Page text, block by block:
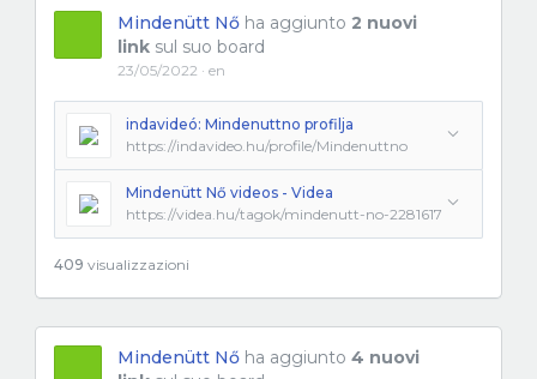
Mindenütt Nő ha aggiunto 2 nuovi
link sul suo board
23/05/2022 · en
indavideó: Mindenuttno profilja
https://indavideo.hu/profile/Mindenuttno
Mindenütt Nő videos - Videa
https://videa.hu/tagok/mindenutt-no-2281617
409 visualizzazioni
Mindenütt Nő ha aggiunto 4 nuovi